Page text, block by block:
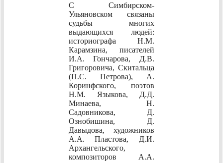
С Симбирском-
Ульяновском связаны
судьбы многих
выдающихся людей:
историографа Н.М.
Карамзина, писателей
И.А. Гончарова, Д.В.
Григоровича, Скитальца
(П.С. Петрова), А.
Коринфского, поэтов
Н.М. Языкова, Д.Д.
Минаева, Н.
Садовникова, Д.
Ознобишина, Д.
Давыдова, художников
А.А. Пластова, Д.И.
Архангельского,
композиторов А.А.